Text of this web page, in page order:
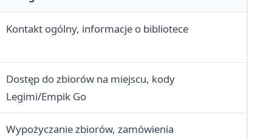
Kontakt ogólny, informacje o bibliotece
Dostęp do zbiorów na miejscu, kody
Legimi/Empik Go
Wypożyczanie zbiorów, zamówienia